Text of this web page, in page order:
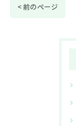
< 前のページ